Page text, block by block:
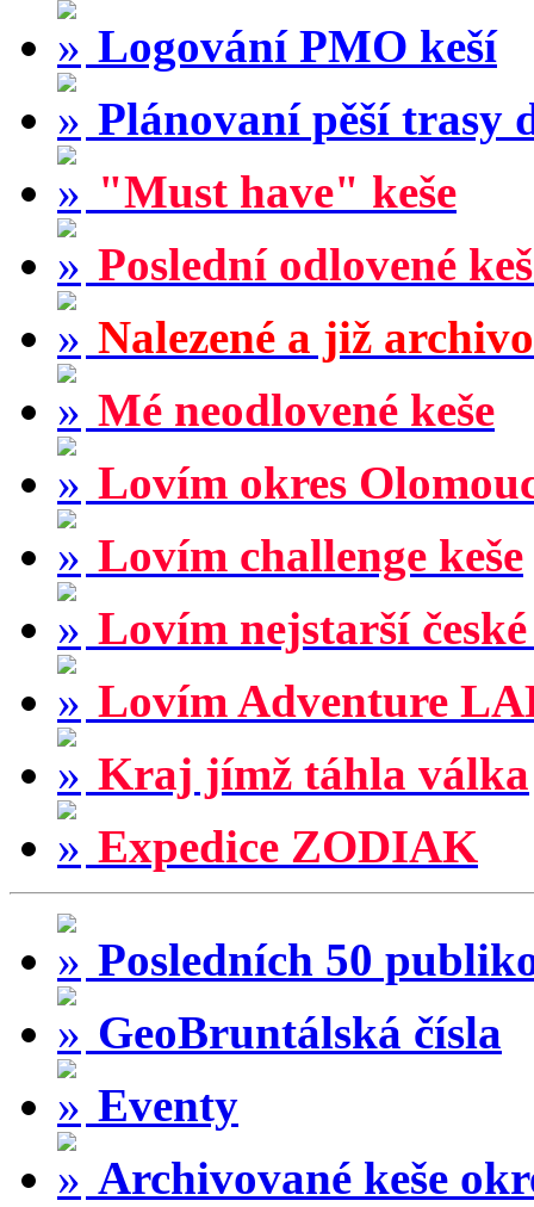
Logování PMO keší
Plánovaní pěší trasy
"Must have" keše
Poslední odlovené
Nalezené a již
Mé neodlovené keše
Lovím okres
Lovím challenge keše
Lovím nejstarší české
Lovím Adventure
Kraj jímž táhla válka
Expedice ZODIAK
Posledních 50
GeoBruntálská čísla
Eventy
Archivované keše